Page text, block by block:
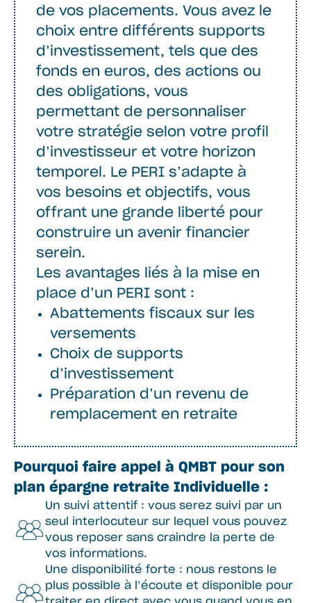
de vos placements. Vous avez le
choix entre différents supports
d’investissement, tels que des
fonds en euros, des actions ou
des obligations, vous
permettant de personnaliser
votre stratégie selon votre profil
d’investisseur et votre horizon
temporel. Le PERI s’adapte à
vos besoins et objectifs, vous
offrant une grande liberté pour
construire un avenir financier
serein.
Les avantages liés à la mise en
place d’un PERI sont :
Abattements fiscaux sur les
versements
Choix de supports
d’investissement
Préparation d’un revenu de
remplacement en retraite
Pourquoi faire appel à QMBT pour son
plan épargne retraite Individuelle :
Un suivi attentif : vous serez suivi par un
seul interlocuteur sur lequel vous pouvez
vous reposer sans craindre la perte de
vos informations.
Une disponibilité forte : nous restons le
plus possible à l’écoute et disponible pour